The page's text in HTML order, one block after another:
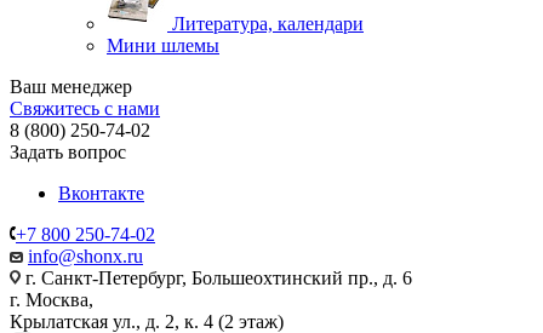
Литература, календари
Мини шлемы
Ваш менеджер
Свяжитесь с нами
8 (800) 250-74-02
Задать вопрос
Вконтакте
+7 800 250-74-02
info@shonx.ru
г. Санкт-Петербург, Большеохтинский пр., д. 6
г. Москва,
Крылатская ул., д. 2, к. 4 (2 этаж)